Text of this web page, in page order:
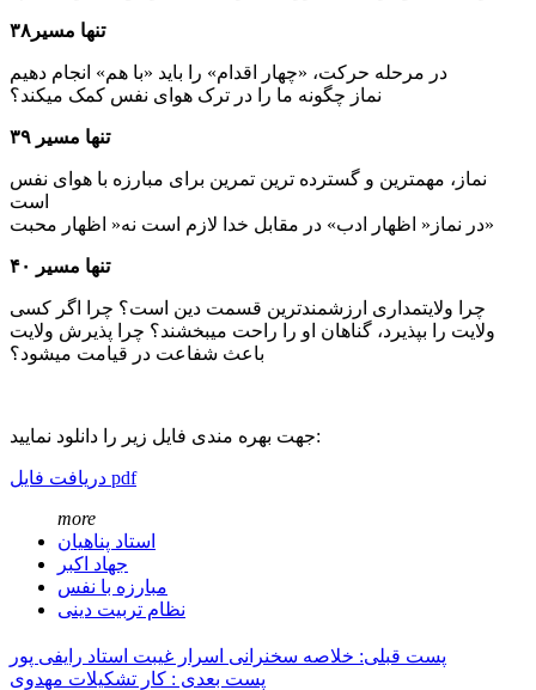
تنها مسیر۳۸
در مرحله حرکت، «چهار اقدام» را باید «با هم» انجام دهیم
نماز چگونه ما را در ترک هوای نفس کمک می­کند؟
تنها مسیر ۳۹
نماز، مهمترین و گسترده ترین تمرین برای مبارزه با هوای نفس
است
در نماز« اظهار ادب» در مقابل خدا لازم است نه« اظهار محبت»
تنها مسیر ۴۰
چرا ولایتمداری ارزشمندترین قسمت دین است؟ چرا اگر کسی
ولایت را بپذیرد، گناهان او را راحت می­بخشند؟ چرا پذیرش ولایت
باعث شفاعت در قیامت می­شود؟
جهت بهره مندی فایل زیر را دانلود نمایید:
دریافت فایل pdf
more
استاد پناهیان
جهاد اکبر
مبارزه با نفس
نظام تربیت دینی
پست قبلی: خلاصه سخنرانی اسرار غیبت استاد رایفی پور
پست بعدی : کار تشکیلات مهدوی